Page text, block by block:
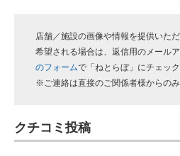
ITエンジニア向け専門サイト
企業向けIT製品の総合サイト
製造業のIT導入・活用を支援
店舗／施設の画像や情報を提供いた
希望される場合は、返信用のメールア
のフォームで「ねとらぼ」にチェッ
※ご連絡は直接のご関係者様からの
クチコミ投稿